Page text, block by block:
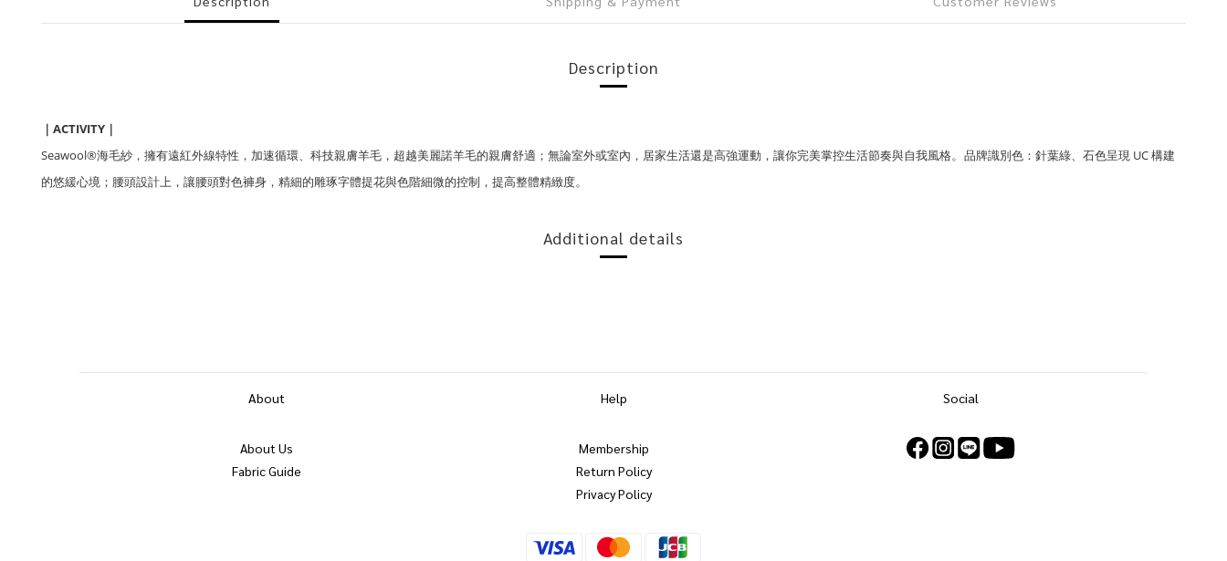
Description
ACTIVITY
Seawool®海毛紗， 擁有遠紅外線特性，加速循環、 科技親膚羊毛，超越美麗諾羊毛的親膚舒適； 無論室外或室內，居家生活還是高強運動， 讓你完美掌控生活節奏與自我風格。 品牌識別色：針葉綠、石色呈現 UC 構建
的悠緩心境； 腰頭設計上，讓腰頭對色褲身， 精細的雕琢字體提花與色階細微的控制，提高整體精緻度。
Additional details
About
About Us
Fabric Guide
Help
Membership
Return Policy
Privacy Policy
Social